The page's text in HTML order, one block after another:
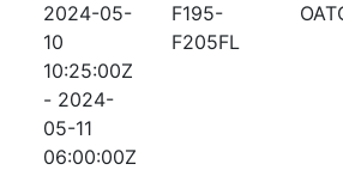
2024-05-
10
10:25:00Z
- 2024-
05-11
06:00:00Z
F195-
F205FL